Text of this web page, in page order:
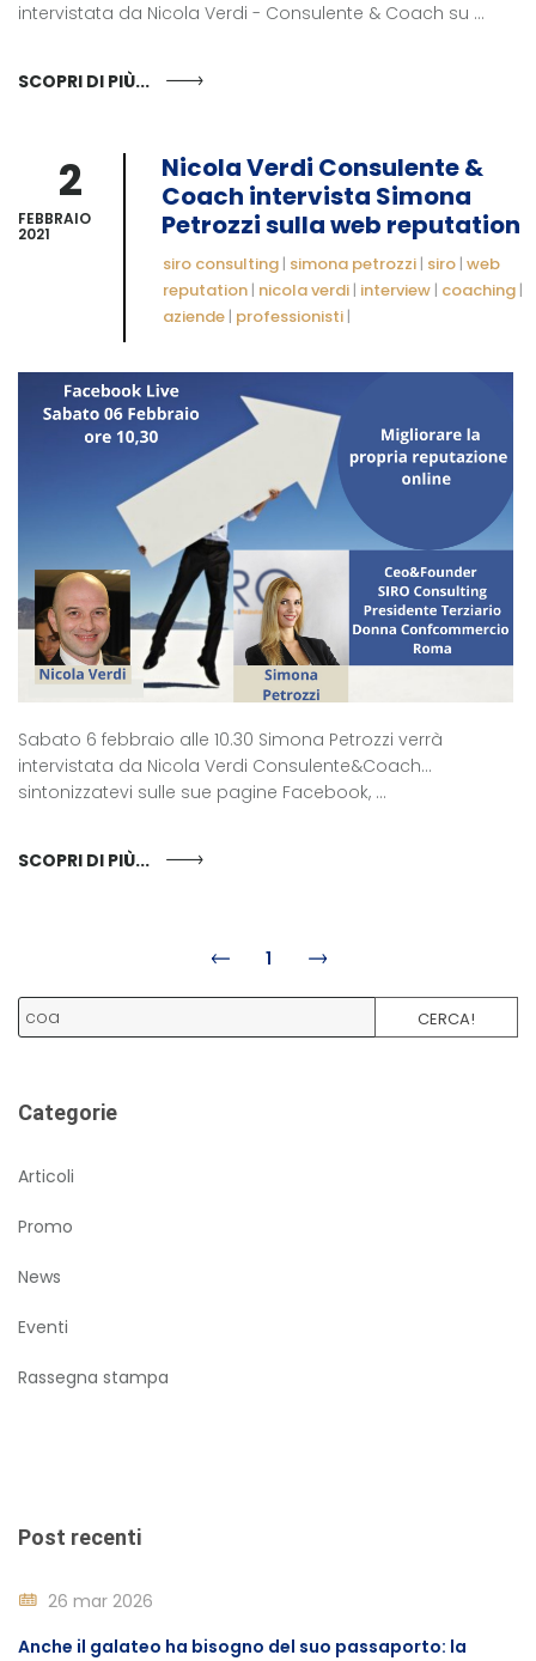
intervistata da Nicola Verdi - Consulente & Coach su ...
SCOPRI DI PIÙ...
2
FEBBRAIO
2021
Nicola Verdi Consulente &
Coach intervista Simona
Petrozzi sulla web reputation
siro consulting | simona petrozzi | siro | web
reputation | nicola verdi | interview | coaching |
aziende | professionisti |
Sabato 6 febbraio alle 10.30 Simona Petrozzi verrà
intervistata da Nicola Verdi Consulente&Coach...
sintonizzatevi sulle sue pagine Facebook, ...
SCOPRI DI PIÙ...
1
CERCA!
Categorie
Articoli
Promo
News
Eventi
Rassegna stampa
Post recenti
26 mar 2026
Anche il galateo ha bisogno del suo passaporto: la